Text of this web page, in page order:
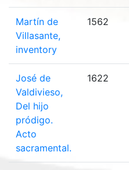
Martín de
Villasante,
inventory
1562
José de
Valdivieso,
Del hijo
pródigo.
Acto
sacramental.
1622